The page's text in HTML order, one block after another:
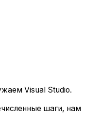
Visual Studio.
шаги, нам